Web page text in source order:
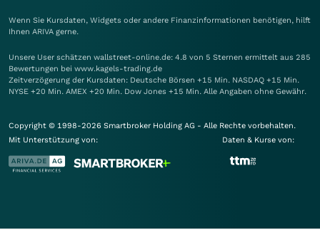
Wenn Sie Kursdaten, Widgets oder andere Finanzinformationen benötigen, hilft
Ihnen ARIVA gerne.
Unsere User schätzen wallstreet-online.de: 4.8 von 5 Sternen ermittelt aus 285
Bewertungen bei www.kagels-trading.de
Zeitverzögerung der Kursdaten: Deutsche Börsen +15 Min. NASDAQ +15 Min.
NYSE +20 Min. AMEX +20 Min. Dow Jones +15 Min. Alle Angaben ohne Gewähr.
Copyright © 1998-2026 Smartbroker Holding AG - Alle Rechte vorbehalten.
Mit Unterstützung von:
Daten & Kurse von: